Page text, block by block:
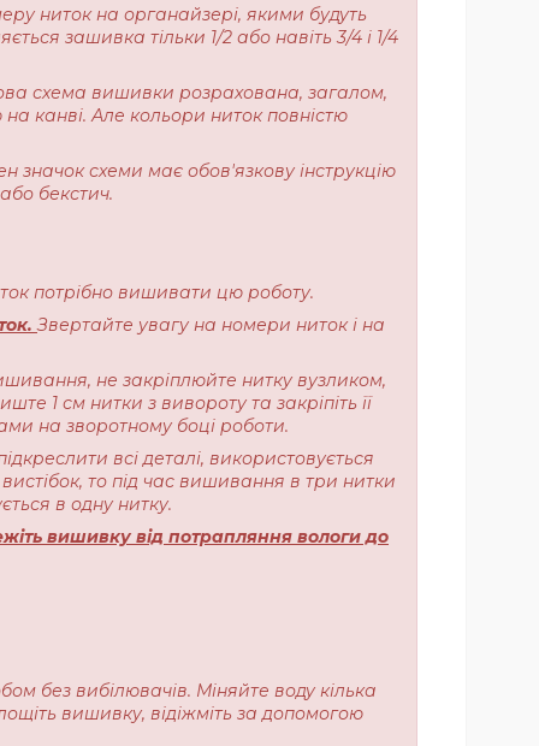
ниток на органайзері, якими будуть
зашивка тільки 1/2 або навіть 3/4 і 1/4
схема вишивки розрахована, загалом,
канві. Але кольори ниток повністю
значок схеми має обов'язкову інструкцію
бекстич.
потрібно вишивати цю роботу.
Звертайте увагу на номери ниток і на
не закріплюйте нитку вузликом,
1 см нитки з вивороту та закріпіть її
на зворотному боці роботи.
всі деталі, використовується
то під час вишивання в три нитки
в одну нитку.
вишивку від потрапляння вологи до
без вибілювачів. Міняйте воду кілька
вишивку, відіжміть за допомогою